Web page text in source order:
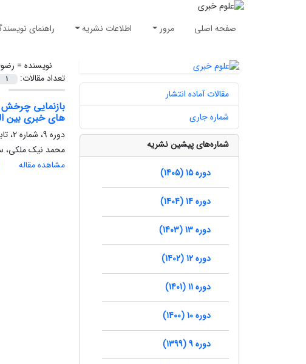
صفحه اصلی مرور اطلاعات نشریه راهنمای
نویسنده =
تعداد مقالات:
1
بازنمایی چرخش
های خبری بین
دوره 9، شماره 2، تابستان 1399، صفحه
محمد نیک ملکی،
مشاهده مقاله
مقالات آماده انتشار
شماره جاری
شماره‌های پیشین نشریه
دوره 15 (1405)
دوره 14 (1404)
دوره 13 (1403)
دوره 12 (1402)
دوره 11 (1401)
دوره 10 (1400)
دوره 9 (1399)